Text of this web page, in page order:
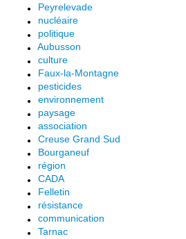
Peyrelevade
nucléaire
politique
Aubusson
culture
Faux-la-Montagne
pesticides
environnement
paysage
association
Creuse Grand Sud
Bourganeuf
région
CADA
Felletin
résistance
communication
Tarnac